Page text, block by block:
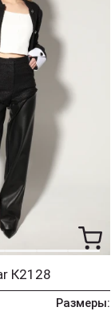
К2128
Размеры: